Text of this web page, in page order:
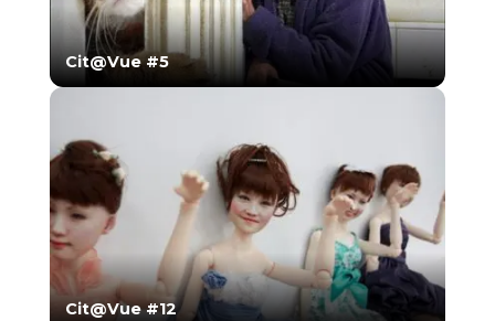
Cit@Vue #5
Cit@Vue #12